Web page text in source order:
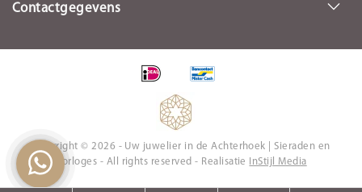
Contactgegevens
Copyright © 2026 - Uw juwelier in de Achterhoek | Sieraden en
Horloges - All rights reserved - Realisatie
InStijl Media